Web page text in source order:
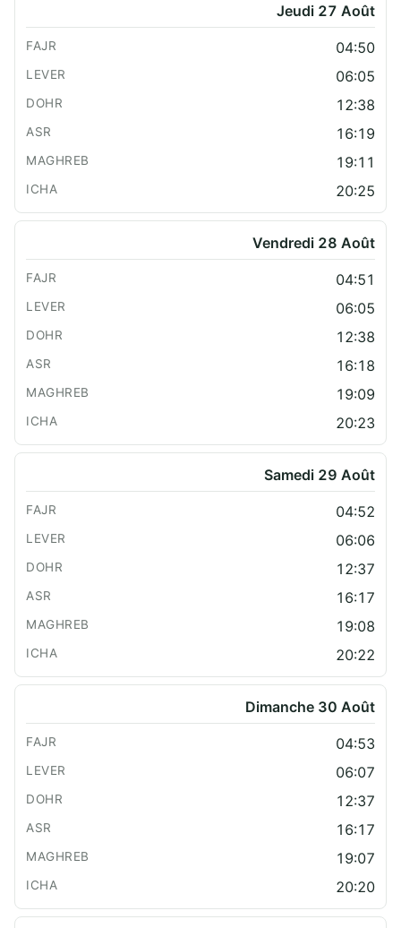
Jeudi 27 Août
04:50
06:05
12:38
16:19
19:11
20:25
Vendredi 28 Août
04:51
06:05
12:38
16:18
19:09
20:23
Samedi 29 Août
04:52
06:06
12:37
16:17
19:08
20:22
Dimanche 30 Août
04:53
06:07
12:37
16:17
19:07
20:20